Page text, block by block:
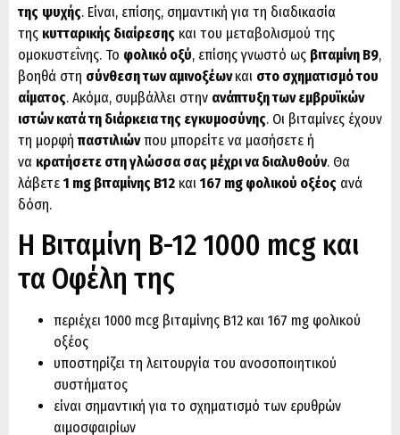
της ψυχής. Είναι, επίσης, σημαντική για τη διαδικασία
της κυτταρικής διαίρεσης και του μεταβολισμού της
ομοκυστεΐνης. Το φολικό οξύ, επίσης γνωστό ως βιταμίνη Β9,
βοηθά στη σύνθεση των αμινοξέωνκαι στο σχηματισμό του
αίματος. Ακόμα, συμβάλλει στην ανάπτυξη των εμβρυϊκών
ιστών κατά τη διάρκεια της εγκυμοσύνης. Οι βιταμίνες έχουν
τη μορφήπαστιλιώνπου μπορείτε να μασήσετε ή
να κρατήσετε στη γλώσσα σας μέχρι να διαλυθούν. Θα
λάβετε 1 mg βιταμίνης Β12 και 167 mg φολικού οξέος ανά
δόση.
Η Βιταμίνη Β-12 1000 mcg και
τα Οφέλη της
περιέχει 1000 mcg βιταμίνης Β12 και 167 mg φολικού
οξέος
υποστηρίζει τη λειτουργία του ανοσοποιητικού
συστήματος
είναι σημαντική για το σχηματισμό των ερυθρών
αιμοσφαιρίων